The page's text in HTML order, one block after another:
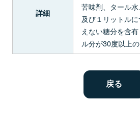
詳細
苦味剤、タール
及び１リットル
えない糖分を含
ル分が30度以上